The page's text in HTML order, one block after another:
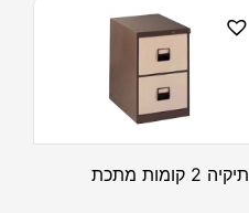
תיקיה 2 קומות מתכת